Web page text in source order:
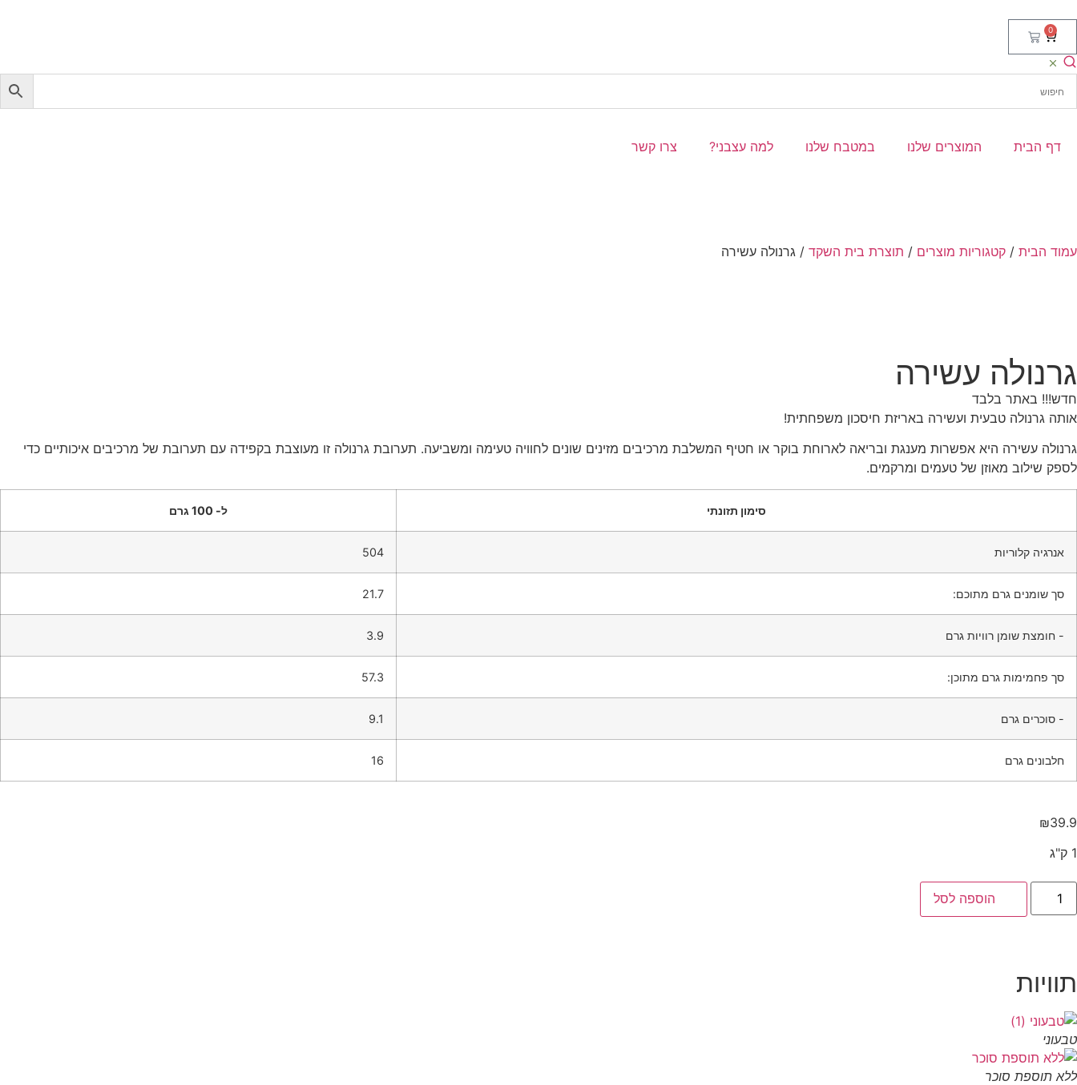
0
דף הבית המוצרים שלנו במטבח שלנו למה עצבני? צרו קשר
עמוד הבית / קטגוריות מוצרים / תוצרת בית השקד / גרנולה עשירה
גרנולה עשירה
חדש!!! באתר בלבד
אותה גרנולה טבעית ועשירה באריזת חיסכון משפחתית!
גרנולה עשירה היא אפשרות מענגת ובריאה לארוחת בוקר או חטיף המשלבת מרכיבים מזינים שונים לחוויה טעימה ומשביעה. תערובת גרנולה זו מעוצבת בקפידה עם תערובת של מרכיבים איכותיים כדי
לספק שילוב מאוזן של טעמים ומרקמים.
סימון תזונתי ל- 100 גרם
אנרגיה קלוריות 504
סך שומנים גרם מתוכם: 21.7
- חומצת שומן רוויות גרם 3.9
סך פחמימות גרם מתוכן: 57.3
- סוכרים גרם 9.1
חלבונים גרם 16
₪39.9
1 ק"ג
הוספה לסל
תוויות
טבעוני
ללא תוספת סוכר